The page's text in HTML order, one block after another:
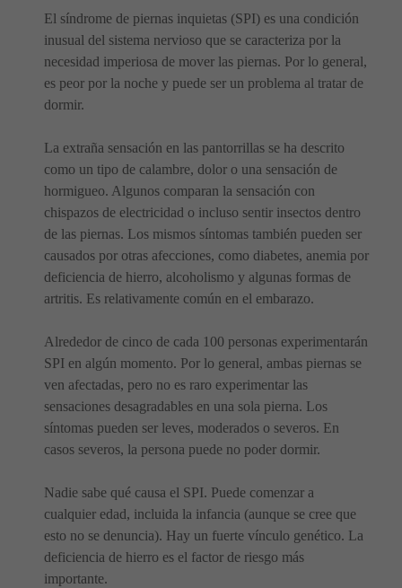
El síndrome de piernas inquietas (SPI) es una condición
inusual del sistema nervioso que se caracteriza por la
necesidad imperiosa de mover las piernas. Por lo general,
es peor por la noche y puede ser un problema al tratar de
dormir.
La extraña sensación en las pantorrillas se ha descrito
como un tipo de calambre, dolor o una sensación de
hormigueo. Algunos comparan la sensación con
chispazos de electricidad o incluso sentir insectos dentro
de las piernas. Los mismos síntomas también pueden ser
causados ​​por otras afecciones, como diabetes, anemia por
deficiencia de hierro, alcoholismo y algunas formas de
artritis. Es relativamente común en el embarazo.
Alrededor de cinco de cada 100 personas experimentarán
SPI en algún momento. Por lo general, ambas piernas se
ven afectadas, pero no es raro experimentar las
sensaciones desagradables en una sola pierna. Los
síntomas pueden ser leves, moderados o severos. En
casos severos, la persona puede no poder dormir.
Nadie sabe qué causa el SPI. Puede comenzar a
cualquier edad, incluida la infancia (aunque se cree que
esto no se denuncia). Hay un fuerte vínculo genético. La
deficiencia de hierro es el factor de riesgo más
importante.